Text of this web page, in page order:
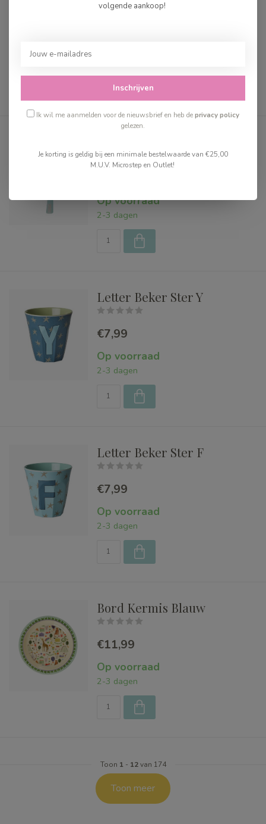
Op voorraad
2-3 dagen
Letter Beker Ster Y
€7,99
Op voorraad
2-3 dagen
Letter Beker Ster F
€7,99
Op voorraad
2-3 dagen
Bord Kermis Blauw
€11,99
Op voorraad
2-3 dagen
Toon 1 - 12van 174
Toon meer
volgende aankoop!
Inschrijven
Ik wil me aanmelden voor de nieuwsbrief en heb deprivacy policy
gelezen.
Je korting is geldig bij een minimale bestelwaarde van €25,00
M.U.V. Microstep en Outlet!